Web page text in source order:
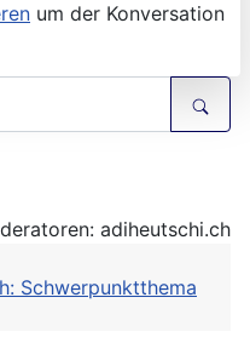
um der Konversation
adiheutschi.ch
Schwerpunktthema